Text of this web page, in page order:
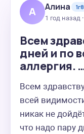
А Алина
1 год назад
Всем
дней и по
аллергия.
Всем
всей
никак не
что надо пару